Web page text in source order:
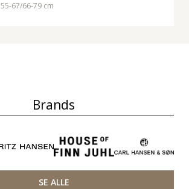
55-67/66-79 cm
Brands
SE ALLE